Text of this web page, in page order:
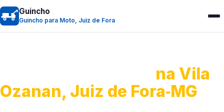
Guincho
Guincho para Moto, Juiz de Fora
na Vila
Ozanan, Juiz de Fora‑MG